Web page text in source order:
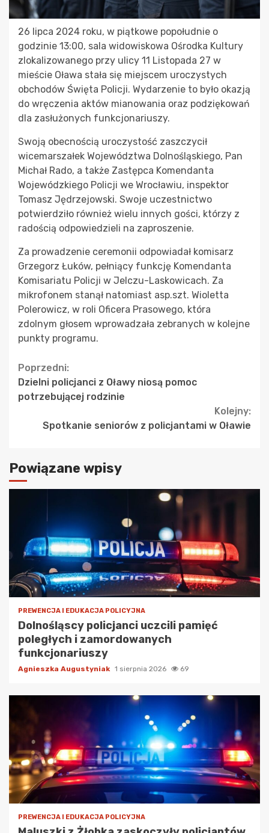
26 lipca 2024 roku, w piątkowe popołudnie o
godzinie 13:00, sala widowiskowa Ośrodka Kultury
zlokalizowanego przy ulicy 11 Listopada 27 w
mieście Oława stała się miejscem uroczystych
obchodów Święta Policji. Wydarzenie to było okazją
do wręczenia aktów mianowania oraz podziękowań
dla zasłużonych funkcjonariuszy.
Swoją obecnością uroczystość zaszczycił
wicemarszałek Województwa Dolnośląskiego, Pan
Michał Rado, a także Zastępca Komendanta
Wojewódzkiego Policji we Wrocławiu, inspektor
Tomasz Jędrzejowski. Swoje uczestnictwo
potwierdziło również wielu innych gości, którzy z
radością odpowiedzieli na zaproszenie.
Za prowadzenie ceremonii odpowiadał komisarz
Grzegorz Łuków, pełniący funkcję Komendanta
Komisariatu Policji w Jelczu-Laskowicach. Za
mikrofonem stanął natomiast asp.szt. Wioletta
Polerowicz, w roli Oficera Prasowego, która
zdolnym głosem wprowadzała zebranych w kolejne
punkty programu.
Continue
Reading
Poprzedni:
Dzielni policjanci z Oławy niosą pomoc
potrzebującej rodzinie
Kolejny:
Spotkanie seniorów z policjantami w Oławie
Powiązane wpisy
PREWENCJA I EDUKACJA POLICYJNA
Dolnośląscy policjanci uczcili pamięć
poległych i zamordowanych
funkcjonariuszy
Agnieszka Augustyniak 1 sierpnia 2026 69
PREWENCJA I EDUKACJA POLICYJNA